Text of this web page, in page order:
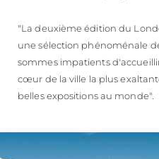
"La deuxième édition du
une sélection phénoménale
sommes impatients
cœur de la ville la plus
belles expositions au monde".